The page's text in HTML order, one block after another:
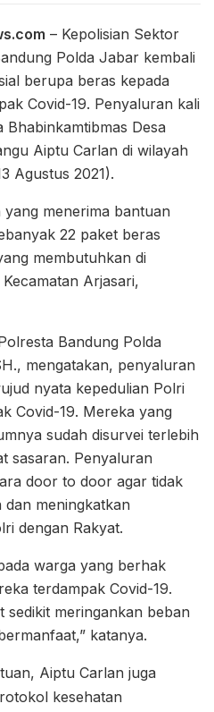
– Kepolisian Sektor
Polda Jabar kembali
berupa beras kepada
Covid-19. Penyaluran kali
Desa
Aiptu Carlan di wilayah
Agustus 2021).
menerima bantuan
22 paket beras
membutuhkan di
Arjasari,
Bandung Polda
mengatakan, penyaluran
nyata kepedulian Polri
Covid-19. Mereka yang
sudah disurvei terlebih
sasaran. Penyaluran
door to door agar tidak
meningkatkan
dengan Rakyat.
warga yang berhak
terdampak Covid-19.
sedikit meringankan beban
katanya.
Aiptu Carlan juga
kesehatan